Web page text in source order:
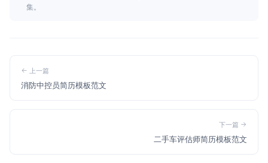
集。
上一篇
消防中控员简历模板范文
下一篇
二手车评估师简历模板范文